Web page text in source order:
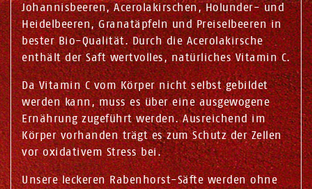
Johannisbeeren, Acerolakirschen, Holunder- und
Heidelbeeren, Granatäpfeln und Preiselbeeren in
bester Bio-Qualität. Durch die Acerolakirsche
enthält der Saft wertvolles, natürliches Vitamin C.
Da Vitamin C vom Körper nicht selbst gebildet
werden kann, muss es über eine ausgewogene
Ernährung zugeführt werden. Ausreichend im
Körper vorhanden trägt es zum Schutz der Zellen
vor oxidativem Stress bei.
Unsere leckeren Rabenhorst-Säfte werden ohne